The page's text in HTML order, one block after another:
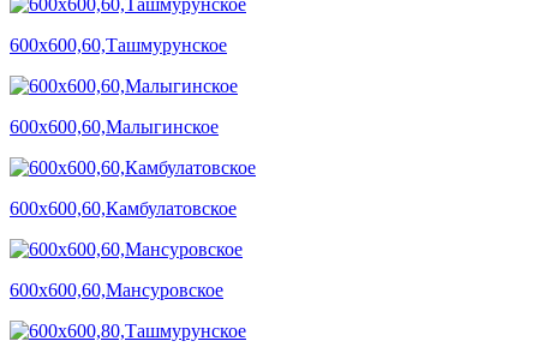
600х600,60,Ташмурунское
600х600,60,Малыгинское
600х600,60,Камбулатовское
600х600,60,Мансуровское